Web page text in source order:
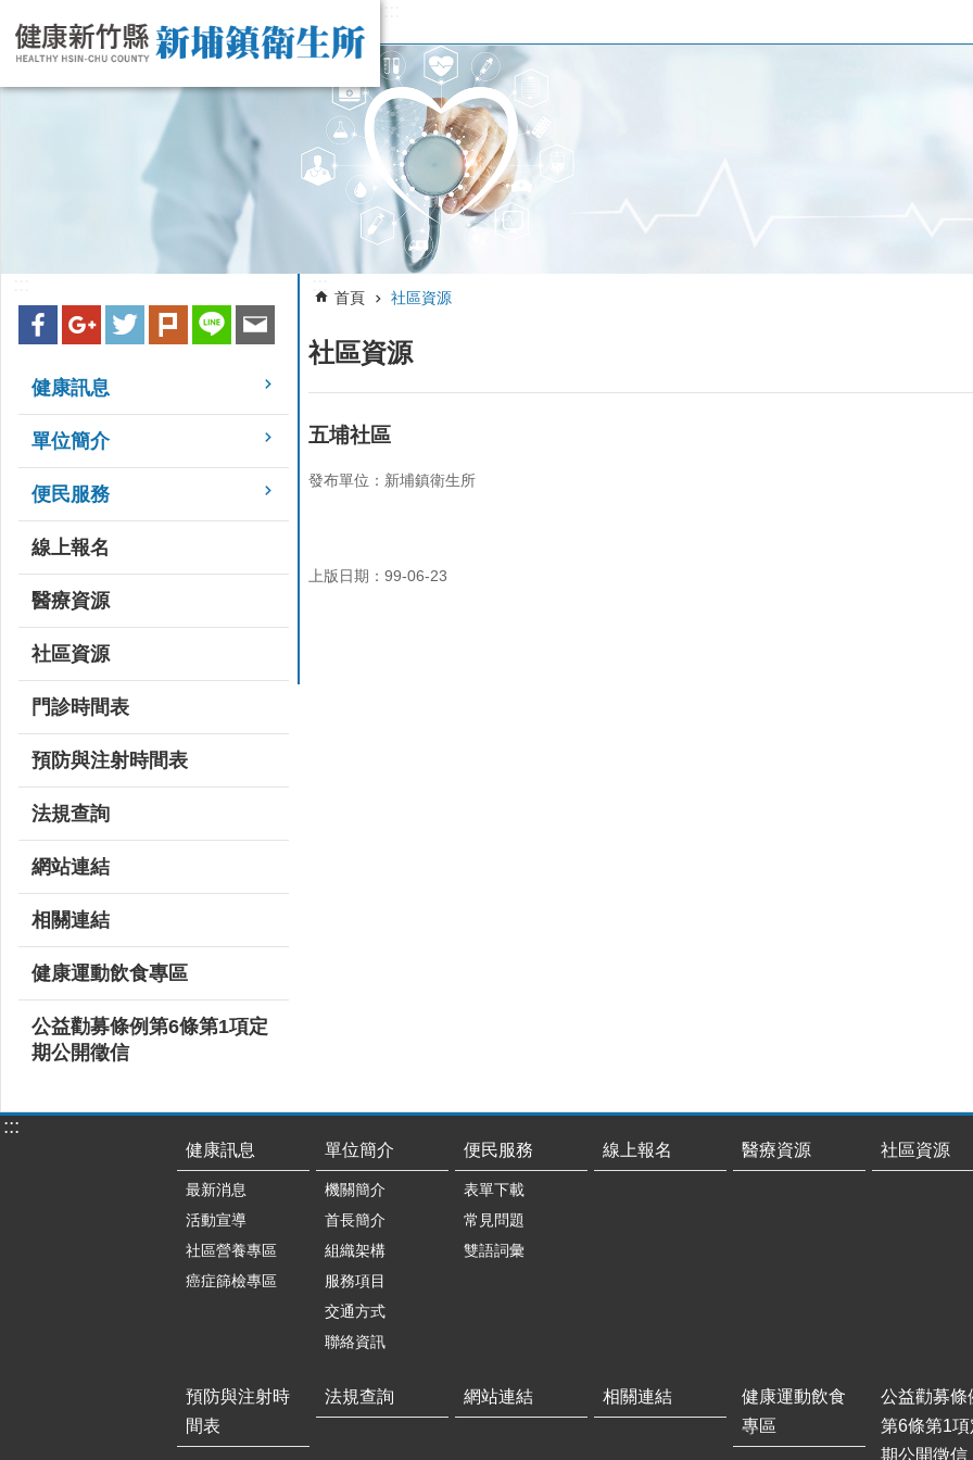
跳到主要內容區塊
健康訊息
單位簡介
便民服務
線上報名
醫療資源
社區資源
門診時間表
預防與注射時間表
法規查詢
網站連結
相關連結
健康運動飲食專區
公益勸募條例第6條第1項定
期公開徵信
首頁 社區資源
社區資源
五埔社區
發布單位：新埔鎮衛生所
上版日期：99-06-23
:::
健康訊息
最新消息
活動宣導
社區營養專區
癌症篩檢專區
單位簡介
機關簡介
首長簡介
組織架構
服務項目
交通方式
聯絡資訊
便民服務
表單下載
常見問題
雙語詞彙
線上報名 醫療資源 社區資源
預防與注射時
間表
法規查詢 網站連結 相關連結
健康運動飲食
專區
公益勸募條
第6條第1項
期公開徵信